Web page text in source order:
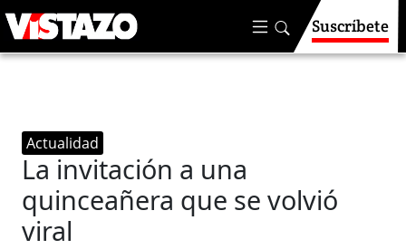
Suscríbete
Actualidad
La invitación a una
quinceañera que se volvió
viral